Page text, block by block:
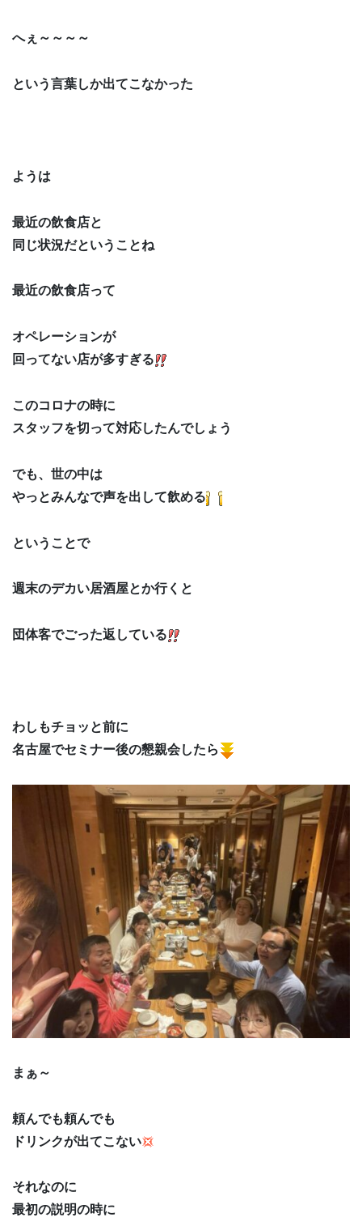
へぇ～～～～
という言葉しか出てこなかった
ようは
最近の飲食店と
同じ状況だということね
最近の飲食店って
オペレーションが
回ってない店が多すぎる
このコロナの時に
スタッフを切って対応したんでしょう
でも、世の中は
やっとみんなで声を出して飲める
ということで
週末のデカい居酒屋とか行くと
団体客でごった返している
わしもチョッと前に
名古屋でセミナー後の懇親会したら
まぁ～
頼んでも頼んでも
ドリンクが出てこない
それなのに
最初の説明の時に